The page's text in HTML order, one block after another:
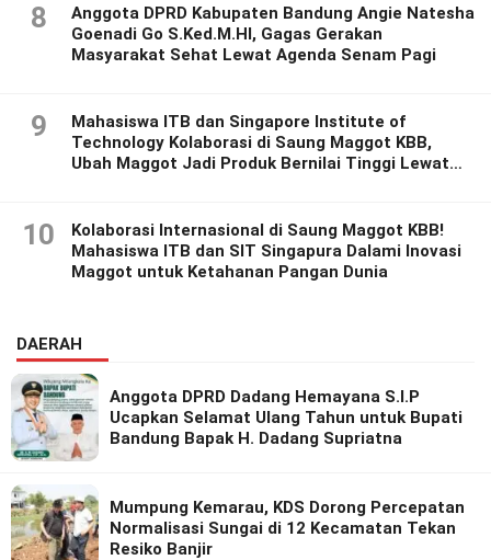
8
Anggota DPRD Kabupaten Bandung Angie Natesha
Goenadi Go S.Ked.M.HI, Gagas Gerakan
Masyarakat Sehat Lewat Agenda Senam Pagi
9
Mahasiswa ITB dan Singapore Institute of
Technology Kolaborasi di Saung Maggot KBB,
Ubah Maggot Jadi Produk Bernilai Tinggi Lewat
10
Kolaborasi Internasional di Saung Maggot KBB!
Mahasiswa ITB dan SIT Singapura Dalami Inovasi
Maggot untuk Ketahanan Pangan Dunia
DAERAH
Anggota DPRD Dadang Hemayana S.I.P
Ucapkan Selamat Ulang Tahun untuk Bupati
Bandung Bapak H. Dadang Supriatna
Mumpung Kemarau, KDS Dorong Percepatan
Normalisasi Sungai di 12 Kecamatan Tekan
Resiko Banjir